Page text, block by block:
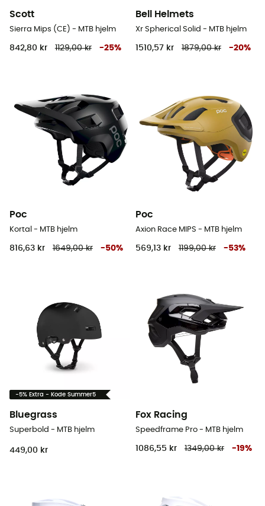
Scott
Sierra Mips (CE) - MTB hjelm
842,80 kr 1129,00 kr -25%
Bell Helmets
Xr Spherical Solid - MTB hjelm
1510,57 kr 1879,00 kr -20%
Poc
Kortal - MTB hjelm
816,63 kr 1649,00 kr -50%
Poc
Axion Race MIPS - MTB hjelm
569,13 kr 1199,00 kr -53%
-5% Extra - Kode Summer5
Bluegrass
Superbold - MTB hjelm
449,00 kr
Fox Racing
Speedframe Pro - MTB hjelm
1086,55 kr 1349,00 kr -19%